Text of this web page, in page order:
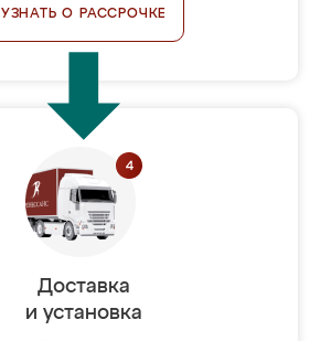
УЗНАТЬ О РАССРОЧКЕ
Доставка
и установка